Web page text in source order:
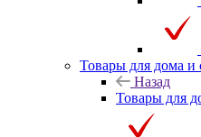
Товары для дома и
Назад
Товары для